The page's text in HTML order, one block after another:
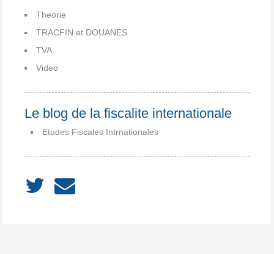
Theorie
TRACFIN et DOUANES
TVA
Video
Le blog de la fiscalite internationale
Etudes Fiscales Intrnationales